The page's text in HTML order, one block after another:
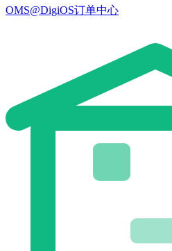
OMS@DigiOS订单中心